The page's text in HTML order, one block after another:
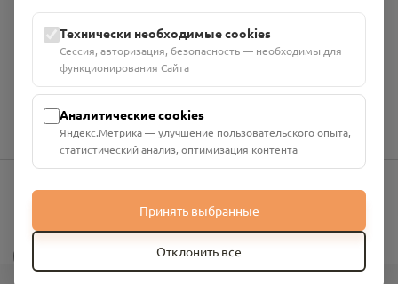
ИНН: 6700029207 ОГРН: 1256700001986
Юридический адрес: 216790, Смоленская область, р-н
Руднянский, г. Рудня, улица Западная, д. 26А, пом. 18
Номер счёта: 40702810901130004287 в АО "АЛЬФА-БАНК"
Кор. счёт: 30101810200000000593
info@pomnim.online
Технически необходимые cookies
Сессия, авторизация, безопасность — необходимы для
функционирования Сайта
Аналитические cookies
Яндекс.Метрика — улучшение пользовательского опыта,
статистический анализ, оптимизация контента
Принять выбранные
Отклонить все